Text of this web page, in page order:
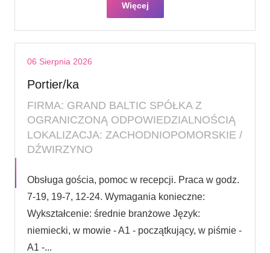
Więcej
06 Sierpnia 2026
Portier/ka
FIRMA: GRAND BALTIC SPÓŁKA Z
OGRANICZONĄ ODPOWIEDZIALNOŚCIĄ
LOKALIZACJA: ZACHODNIOPOMORSKIE /
DŹWIRZYNO
Obsługa gościa, pomoc w recepcji. Praca w godz.
7-19, 19-7, 12-24. Wymagania konieczne:
Wykształcenie: średnie branżowe Język:
niemiecki, w mowie - A1 - początkujący, w piśmie -
A1 -...